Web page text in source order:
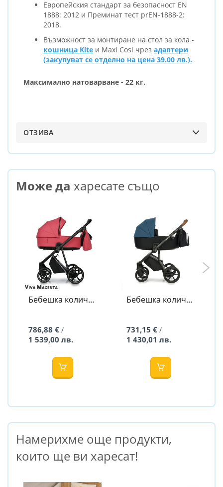
Европейския стандарт за безопасност EN
1888: 2012 и Преминат тест prEN-1888-2:
2018.
Възможност за монтиране на стол за кола -
кошница Kite и Maxi Cosi чрез адаптери
(закупуват се отделно на цена 39.00 лв.).
Максимално натоварване - 22 кг.
ОТЗИВА
Може да харесате също
Бебешка количка
786,88 € /
1 539,00 лв.
Бебешка количка
731,15 € /
1 430,01 лв.
Намерихме още продукти,
които ще ви харесат!